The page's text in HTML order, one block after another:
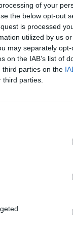
of your
the below opt-out
is processed
utilized by us
may separately
on the IAB’s list of
third parties on the
parties.
e una
Ci